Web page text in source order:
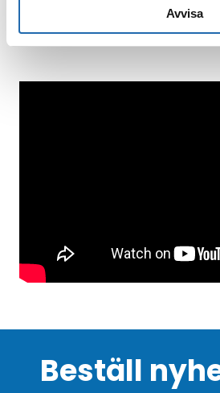
Avvisa
Galleri
Beställ